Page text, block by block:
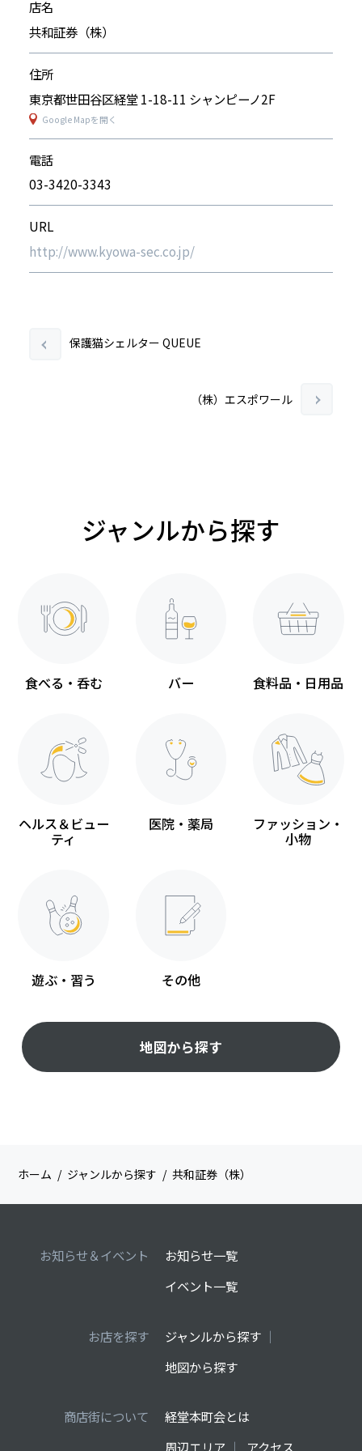
店名
共和証券（株）
住所
東京都世田谷区経堂 1-18-11 シャンピーノ2F
Google Mapを開く
電話
03-3420-3343
URL
http://www.kyowa-sec.co.jp/
保護猫シェルター QUEUE
（株）エスポワール
ジャンルから探す
食べる・呑む バー 食料品・日用品
ヘルス＆ビュー
ティ
医院・薬局 ファッション・
小物
遊ぶ・習う その他
地図から探す
ホーム ジャンルから探す 共和証券（株）
お知らせ＆イベント
お知らせ一覧
イベント一覧
お店を探す
ジャンルから探す
地図から探す
商店街について
経堂本町会とは
周辺エリア
アクセス